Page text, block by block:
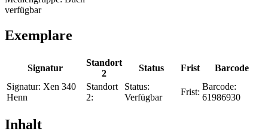
verfügbar
Exemplare
Signatur
Standort
2
Status Frist
Barcode
Signatur: Xen 340
Henn
Standort
2:
Status:
Verfügbar
Frist:
Barcode:
61986930
Inhalt